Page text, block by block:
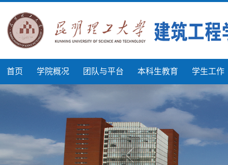
首页 学院概况 团队与平台 本科生教育 学生工作